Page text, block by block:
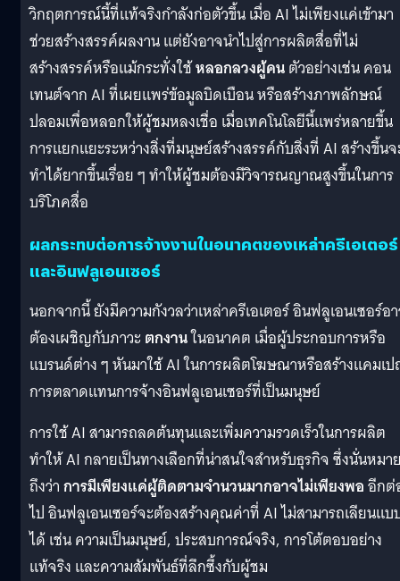
วิกฤตการณ์นี้ที่แท้จริงกำลังก่อตัวขึ้น เมื่อ AI ไม่เพียงแค่เข้ามา
ช่วยสร้างสรรค์ผลงาน แต่ยังอาจนำไปสู่การผลิตสื่อที่ไม่
สร้างสรรค์หรือแม้กระทั่งใช้หลอกลวงผู้คนตัวอย่างเช่น คอน
เทนต์จาก AI ที่เผยแพร่ข้อมูลบิดเบือน หรือสร้างภาพลักษณ์
ปลอมเพื่อหลอกให้ผู้ชมหลงเชื่อ เมื่อเทคโนโลยีนี้แพร่หลายขึ้น
การแยกแยะระหว่างสิ่งที่มนุษย์สร้างสรรค์กับสิ่งที่ AI สร้างขึ้น
ทำได้ยากขึ้นเรื่อย ๆ ทำให้ผู้ชมต้องมีวิจารณญาณสูงขึ้นในการ
บริโภคสื่อ
ผลกระทบต่อการจ้างงานในอนาคตของเหล่าครีเอเตอร์
และอินฟลูเอนเซอร์
นอกจากนี้ ยังมีความกังวลว่าเหล่าครีเอเตอร์ อินฟลูเอนเซอร์อ
ต้องเผชิญกับภาวะตกงานในอนาคต เมื่อผู้ประกอบการหรือ
แบรนด์ต่าง ๆ หันมาใช้ AI ในการผลิตโฆษณาหรือสร้างแคมเ
การตลาดแทนการจ้างอินฟลูเอนเซอร์ที่เป็นมนุษย์
การใช้ AI สามารถลดต้นทุนและเพิ่มความรวดเร็วในการผลิต
ทำให้ AI กลายเป็นทางเลือกที่น่าสนใจสำหรับธุรกิจ ซึ่งนั่นหมา
ถึงว่าการมีเพียงแค่ผู้ติดตามจำนวนมากอาจไม่เพียงพออีกต่
ไป อินฟลูเอนเซอร์จะต้องสร้างคุณค่าที่ AI ไม่สามารถเลียนแบ
ได้ เช่น ความเป็นมนุษย์, ประสบการณ์จริง, การโต้ตอบอย่าง
แท้จริง และความสัมพันธ์ที่ลึกซึ้งกับผู้ชม